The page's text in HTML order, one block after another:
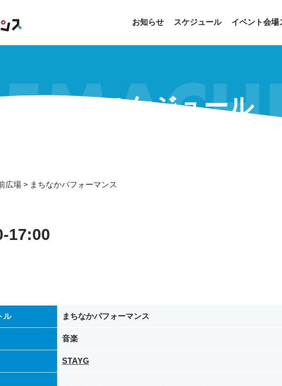
お知らせ スケジュール イベント会場
スケジュール
広場 > まちなかパフォーマンス
17:00
ル まちなかパフォーマンス
音楽
STAYG